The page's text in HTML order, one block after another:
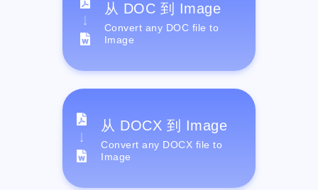
从 DOC 到 Image
Convert any DOC file to
Image
从 DOCX 到 Image
Convert any DOCX file to
Image